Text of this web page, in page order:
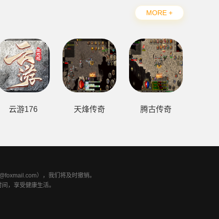
MORE +
云游176 天烽传奇 腾古传奇
），我们将及时撤销。
，享受健康生活。